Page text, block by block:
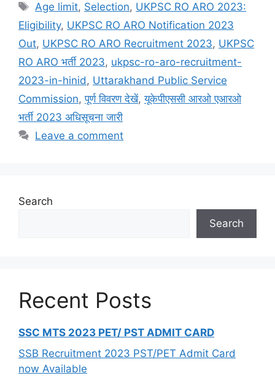
Age limit, Selection, UKPSC RO ARO 2023:
Eligibility, UKPSC RO ARO Notification 2023
Out, UKPSC RO ARO Recruitment 2023, UKPSC
RO ARO भर्ती 2023, ukpsc-ro-aro-recruitment-
2023-in-hinid, Uttarakhand Public Service
Commission,पूर्ण विवरण देखें,यूकेपीएससी आरओ एआरओ
भर्ती 2023 अधिसूचना जारी
Leave a comment
Search
Search
Recent Posts
SSC MTS 2023 PET/ PST ADMIT CARD
SSB Recruitment 2023 PST/PET Admit Card
now Available